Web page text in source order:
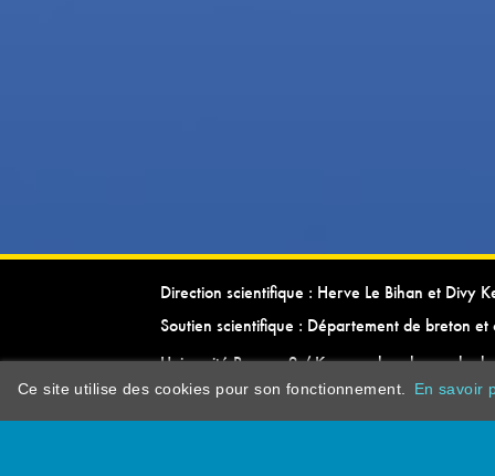
Direction scientifique : Herve Le Bihan et Divy
Soutien scientifique : Département de breton et
Université Rennes 2 / Kevrenn brezhoneg ha
Ce site utilise des cookies pour son fonctionnement. En savoir